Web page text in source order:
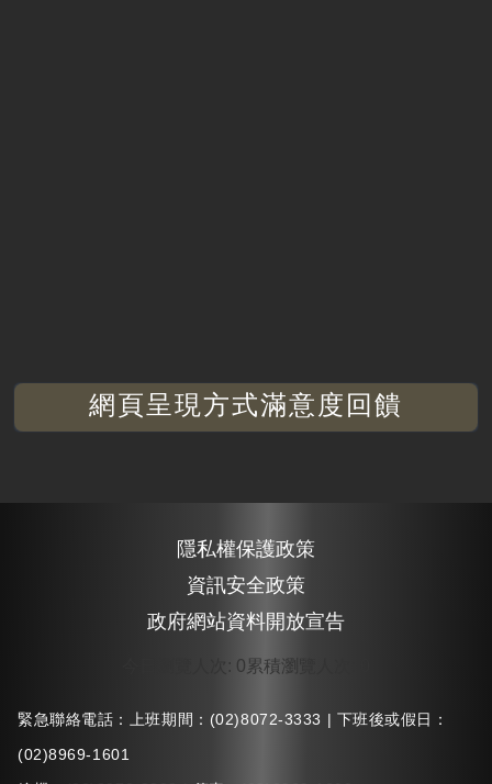
網頁呈現方式滿意度回饋
隱私權保護政策
資訊安全政策
政府網站資料開放宣告
: 0累積瀏覽人次
緊急聯絡電話：上班期間：(02)8072-3333 | 下班後或假日：
(02)8969-1601